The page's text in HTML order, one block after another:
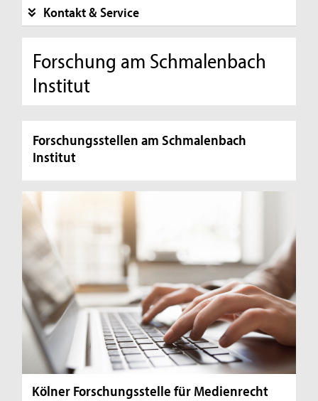
Kontakt & Service
Forschung am Schmalenbach
Institut
Forschungsstellen am Schmalenbach
Institut
Kölner Forschungsstelle für Medienrecht